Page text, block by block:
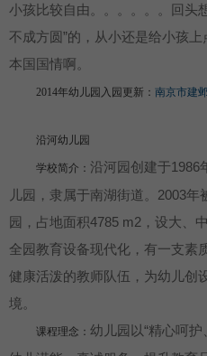
小孩比较自由。。。。。。回头
不成方圆”的，从小还是给小孩
本国国情啊。
2014年幼儿园入园更新： 南京市建
沿河幼儿园
学校简介： 沿河园创建于1986
儿园，隶属于南湖街道。2003
园，占地面积4785 m2，设大、
全园教育设备现代化，有一支素
健康活泼的教师队伍，为幼儿创
境。
课程理念： 幼儿园以“精心呵